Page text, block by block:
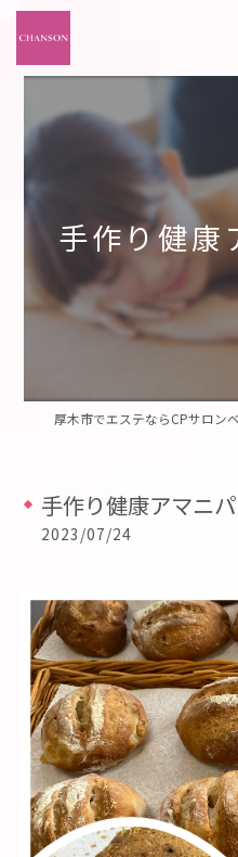
手作り健康
手作り健康アマニ
2023/07/24